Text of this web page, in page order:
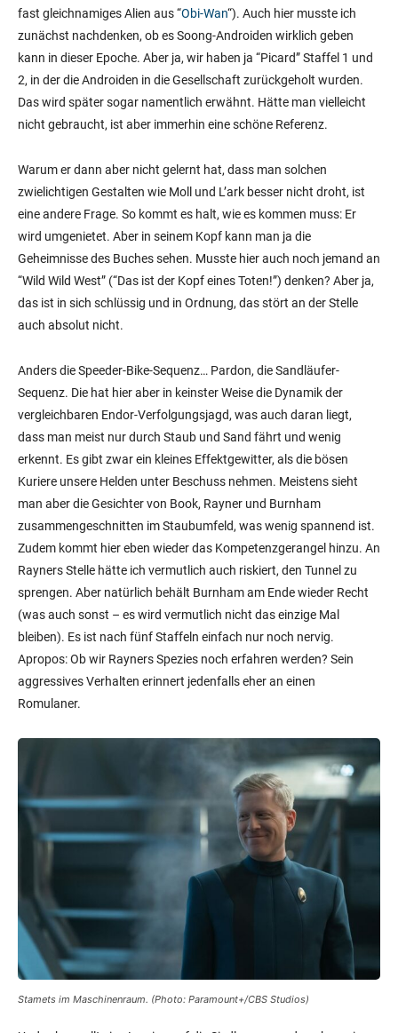
fast gleichnamiges Alien aus “Obi-Wan“). Auch hier musste ich
zunächst nachdenken, ob es Soong-Androiden wirklich geben
kann in dieser Epoche. Aber ja, wir haben ja “Picard” Staffel 1 und
2, in der die Androiden in die Gesellschaft zurückgeholt wurden.
Das wird später sogar namentlich erwähnt. Hätte man vielleicht
nicht gebraucht, ist aber immerhin eine schöne Referenz.
Warum er dann aber nicht gelernt hat, dass man solchen
zwielichtigen Gestalten wie Moll und L’ark besser nicht droht, ist
eine andere Frage. So kommt es halt, wie es kommen muss: Er
wird umgenietet. Aber in seinem Kopf kann man ja die
Geheimnisse des Buches sehen. Musste hier auch noch jemand an
“Wild Wild West” (“Das ist der Kopf eines Toten!”) denken? Aber ja,
das ist in sich schlüssig und in Ordnung, das stört an der Stelle
auch absolut nicht.
Anders die Speeder-Bike-Sequenz… Pardon, die Sandläufer-
Sequenz. Die hat hier aber in keinster Weise die Dynamik der
vergleichbaren Endor-Verfolgungsjagd, was auch daran liegt,
dass man meist nur durch Staub und Sand fährt und wenig
erkennt. Es gibt zwar ein kleines Effektgewitter, als die bösen
Kuriere unsere Helden unter Beschuss nehmen. Meistens sieht
man aber die Gesichter von Book, Rayner und Burnham
zusammengeschnitten im Staubumfeld, was wenig spannend ist.
Zudem kommt hier eben wieder das Kompetenzgerangel hinzu. An
Rayners Stelle hätte ich vermutlich auch riskiert, den Tunnel zu
sprengen. Aber natürlich behält Burnham am Ende wieder Recht
(was auch sonst – es wird vermutlich nicht das einzige Mal
bleiben). Es ist nach fünf Staffeln einfach nur noch nervig.
Apropos: Ob wir Rayners Spezies noch erfahren werden? Sein
aggressives Verhalten erinnert jedenfalls eher an einen
Romulaner.
Stamets im Maschinenraum. (Photo: Paramount+/CBS Studios)